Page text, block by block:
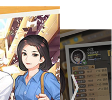
锁“少年马拉松”“五指琴魔”等
高幅度加成，形成“一代强于
通过“直播刷榜”科目提升魅力
过购买降压商品或安排娱乐活